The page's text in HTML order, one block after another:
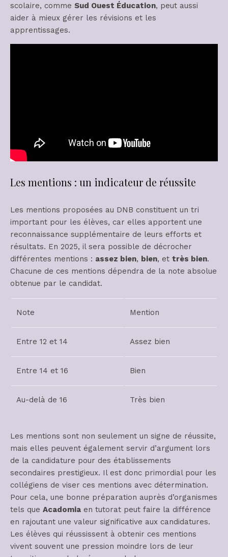
scolaire, comme Sud Ouest Éducation, peut aussi
aider à mieux gérer les révisions et les
apprentissages.
Les mentions : un indicateur de réussite
Les mentions proposées au DNB constituent un tri
important pour les élèves, car elles apportent une
reconnaissance supplémentaire de leurs efforts et
résultats. En 2025, il sera possible de décrocher
différentes mentions : assez bien, bien, et très bien.
Chacune de ces mentions dépendra de la note absolue
obtenue par le candidat.
Note Mention
Entre 12 et 14 Assez bien
Entre 14 et 16 Bien
Au-delà de 16 Très bien
Les mentions sont non seulement un signe de réussite,
mais elles peuvent également servir d’argument lors
de la candidature pour des établissements
secondaires prestigieux. Il est donc primordial pour les
collégiens de viser ces mentions avec détermination.
Pour cela, une bonne préparation auprès d’organismes
tels que Acadomia en tutorat peut faire la différence
en rajoutant une valeur significative aux candidatures.
Les élèves qui réussissent à obtenir ces mentions
vivent souvent une pression moindre lors de leur